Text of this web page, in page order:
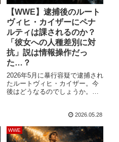
【WWE】逮捕後のルート
ヴィヒ・カイザーにペナ
ルティは課されるのか？
「彼女への人種差別に対
抗」説は情報操作だっ
た…？
2026年5月に暴行容疑で逮捕され
たルートヴィヒ・カイザー。今
後はどうなるのでしょうか。自
テと「制御不能な状態」になる
合わせた男性から「マナーを守
れ」と注意され、暴行したとさ
2026.05.28
WWE